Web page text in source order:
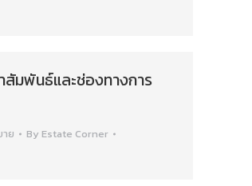
สัมพันธ์และช่องทางการ
ย By Estate Corner